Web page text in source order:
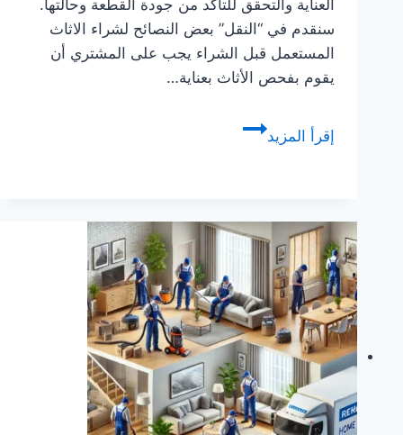
العناية والتحقق للتأكد من جودة القطعة وحالتها.
سنقدم في “النقل” بعض النصائح لشراء الاثاث
المستعمل قبل الشراء يجب على المشتري أن
يقوم بفحص الأثاث بعناية…
إقرأ المزيدتجارب